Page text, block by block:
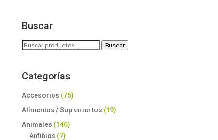
450,00 €.
390,00 €.
Buscar
Buscar
Buscar
Categorías
Accesorios (75)
Alimentos / Suplementos (19)
Animales (146)
Anfibios (7)